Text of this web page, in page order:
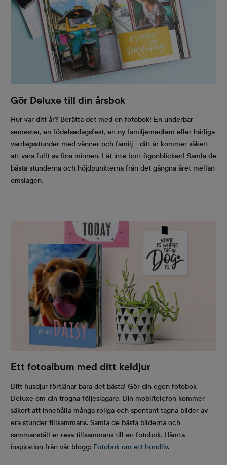
Gör Deluxe till din årsbok
Hur var ditt år? Berätta det med en fotobok! En underbar
semester, en födelsedagsfest, en ny familjemedlem eller härliga
vardagsstunder med vänner och familj - ditt år kommer säkert
att vara fullt av fina minnen. Låt inte bort ögonblicken! Samla de
bästa stunderna och höjdpunkterna från det gångna året mellan
omslagen.
Ett fotoalbum med ditt keldjur
Ditt husdjur förtjänar bara det bästa! Gör din egen fotobok
Deluxe om din trogna följeslagare. Din mobiltelefon kommer
säkert att innehålla många roliga och spontant tagna bilder av
era stunder tillsammans. Samla de bästa bilderna och
sammanställ er resa tillsammans till en fotobok. Hämta
inspiration från vår blogg: Fotobok om ett hundliv.